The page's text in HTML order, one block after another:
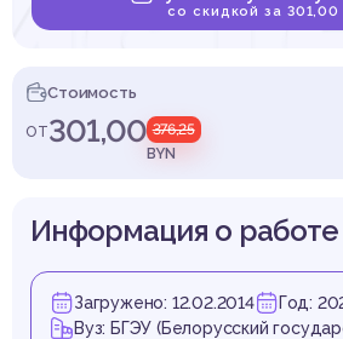
со скидкой за 301,00
Стоимость
от301,00 376,25
BYN
Информация о работе
Загружено: 12.02.2014
Год:
Вуз: БГЭУ (Белорусский